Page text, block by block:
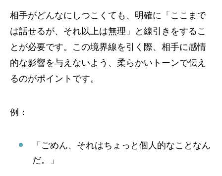
相手がどんなにしつこくても、明確に「ここまで
は話せるが、それ以上は無理」と線引きをするこ
とが必要です。この境界線を引く際、相手に感情
的な影響を与えないよう、柔らかいトーンで伝え
るのがポイントです。
例：
「ごめん、それはちょっと個人的なことなん
だ。」